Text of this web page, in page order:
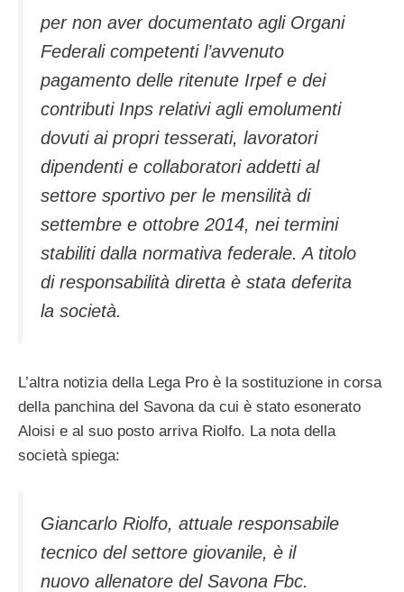
per non aver documentato agli Organi
Federali competenti l’avvenuto
pagamento delle ritenute Irpef e dei
contributi Inps relativi agli emolumenti
dovuti ai propri tesserati, lavoratori
dipendenti e collaboratori addetti al
settore sportivo per le mensilità di
settembre e ottobre 2014, nei termini
stabiliti dalla normativa federale. A titolo
di responsabilità diretta è stata deferita
la società.
L’altra notizia della Lega Pro è la sostituzione in corsa
della panchina del Savona da cui è stato esonerato
Aloisi e al suo posto arriva Riolfo. La nota della
società spiega:
Giancarlo Riolfo, attuale responsabile
tecnico del settore giovanile, è il
nuovo allenatore del Savona Fbc.